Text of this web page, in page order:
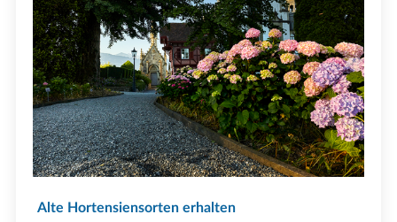
Alte Hortensiensorten erhalten